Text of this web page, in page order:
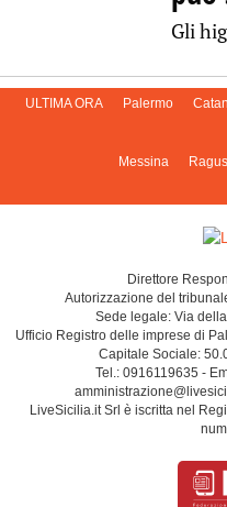
Gli
ULTIMA ORA Palermo
Messina
Direttore
Autorizzazione del
Sede legale: Via
Ufficio Registro delle imprese di
Capitale Sociale:
Tel.: 0916119635 -
LiveSicilia.it Srl è iscritta nel